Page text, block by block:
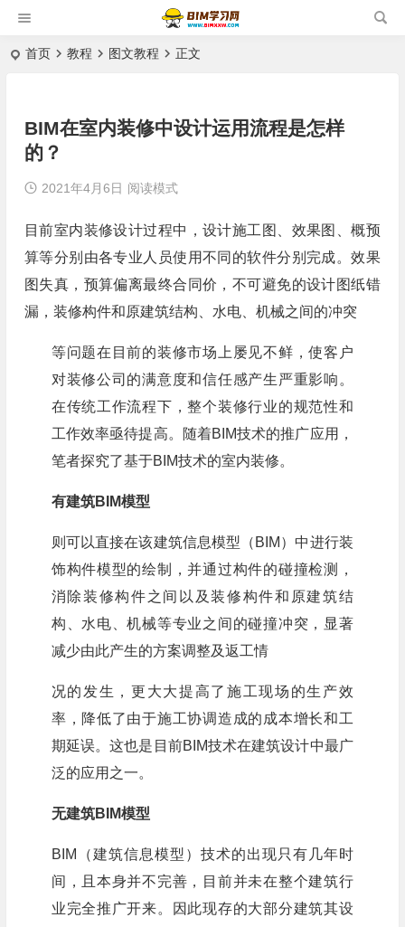
首页 教程 图文教程 正文
BIM在室内装修中设计运用流程是怎样
的？
2021年4月6日 阅读模式
目前室内装修设计过程中，设计施工图、效果图、概预
算等分别由各专业人员使用不同的软件分别完成。效果
图失真，预算偏离最终合同价，不可避免的设计图纸错
漏，装修构件和原建筑结构、水电、机械之间的冲突
等问题在目前的装修市场上屡见不鲜，使客户
对装修公司的满意度和信任感产生严重影响。
在传统工作流程下，整个装修行业的规范性和
工作效率亟待提高。随着BIM技术的推广应用，
笔者探究了基于BIM技术的室内装修。
有建筑BIM模型
则可以直接在该建筑信息模型（BIM）中进行装
饰构件模型的绘制，并通过构件的碰撞检测，
消除装修构件之间以及装修构件和原建筑结
构、水电、机械等专业之间的碰撞冲突，显著
减少由此产生的方案调整及返工情
况的发生，更大大提高了施工现场的生产效
率，降低了由于施工协调造成的成本增长和工
期延误。这也是目前BIM技术在建筑设计中最广
泛的应用之一。
无建筑BIM模型
BIM（建筑信息模型）技术的出现只有几年时
间，且本身并不完善，目前并未在整个建筑行
业完全推广开来。因此现存的大部分建筑其设